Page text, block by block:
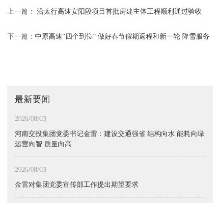
上一篇： 沿太行高速安阳段项目首批房建主体工程顺利通过验收
下一篇： 中原高速“四个到位” 做好春节假期返程和新一轮 降雪服务
最新要闻
2026/08/03
河南交投集团党委书记金雷：建设交通强省 结构向水 能耗向绿
运营向智 质量向高
2026/08/03
金雷对集团党委宣传部工作提出期望要求